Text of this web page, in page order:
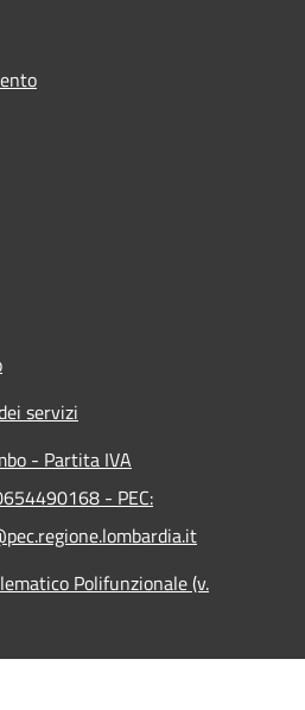
servizi
- Partita IVA
- PEC:
Polifunzionale (v.